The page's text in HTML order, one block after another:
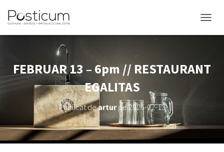
FEBRUAR 13 – 6pm // RESTAURANT
EGALITAS
Publicat dearturpe2026-02-13